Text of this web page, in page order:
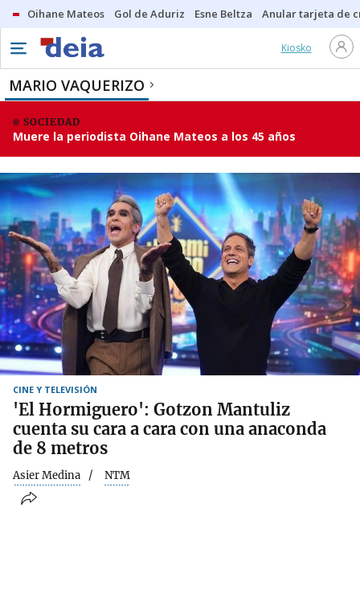
Oihane Mateos Gol de Aduriz Esne Beltza Anular tarjeta de
Kiosko
MARIO VAQUERIZO
SOCIEDAD
Muere la periodista Oihane Mateos a los 45 años
CINE Y TELEVISIÓN
'El Hormiguero': Gotzon Mantuliz
cuenta su cara a cara con una anaconda
de 8 metros
Asier Medina NTM